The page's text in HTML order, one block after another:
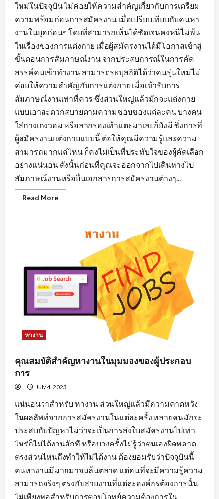
ใหม่ในปัจจุบัน ไม่ค่อยให้ความสำคัญเกี่ยวกับการเตรียม
ความพร้อมก่อนการสมัครงาน เมื่อเปรียบเทียบกับคนหา
งานในยุคก่อนๆ โดยที่สามารถเห็นได้ชัดเจนคงหนีไม่พ้น
ในเรื่องของการแต่งกาย เมื่อผู้สมัครงานได้มีโอกาสเข้าสู่
ขั้นตอนการสัมภาษณ์งาน จากประสบการณ์ในการคัด
สรรค์คนเข้าทำงาน สามารถระบุสถิติได้ว่าคนรุ่นใหม่ไม่
ค่อยให้ความสำคัญกับการแต่งกาย เมื่อเข้ารับการ
สัมภาษณ์งานเท่าที่ควร ซึ่งส่วนใหญ่แล้วมักจะแต่งกาย
แบบเอาสะดวกสบายตามความชอบของแต่ละคน บางคน
ใส่กางเกงวอม หรือลากรองเท้าแตะมาเลยก็ยังมี ซึ่งการที่
ผู้สมัครงานแต่งกายแบบนี้ ต่อให้คุณมีความรู้และความ
สามารถมากแค่ไหน ก็คงไม่เป็นที่ประทับใจของผู้คัดเลือก
อย่างแน่นอน ดังนั้นก่อนที่คุณจะออกจากไปเดินทางไป
สัมภาษณ์งานหรือยื่นเอกสารการสมัครงานต่างๆ...
Read MoreRead
more
หา
งาน
นิคม
อุตสาหกรรม
อย่างไร
หางาน
คุณสมบัติสำคัญหางานในมุมมองของผู้ประกอบ
การ
July 4, 2023
แน่นอนว่าสำหรับ หางาน ส่วนใหญ่แล้วมีความคาดหวัง
ในผลลัพท์จากการสมัครงานในแต่ละครั้ง หลายคนมักจะ
ประสบกับปัญหาไม่ว่าจะเป็นการส่งใบสมัครงานไปเท่า
ไหร่ก็ไม่ได้งานสักที หรือบางครั้งไม่รู้ว่าตนเองผิดพลาด
ตรงส่วนไหนถึงทำให้ไม่ได้งาน ต้องยอมรับว่าปัจจุบันนี้
คนหางานมีมากมาจนล้นตลาด แต่คนที่จะมีความรู้ความ
สามารถจริงๆ ตรงกับสายงานที่แต่ละองค์กรต้องการนั้น
ไม่เพียงพอสำหรับการตอบโจทย์ความต้องการใน